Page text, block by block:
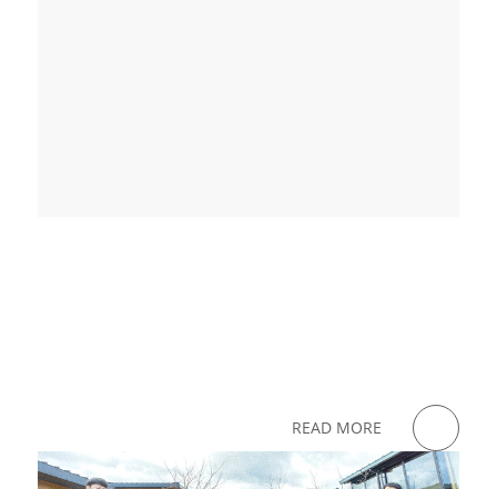
READ MORE